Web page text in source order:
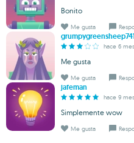
Bonito
Me gusta
hace 6
Me gusta
Me gusta
jafeman
hace 9
Simplemente wow
Me gusta